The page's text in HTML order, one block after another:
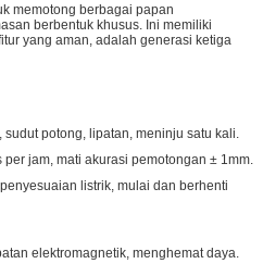
memotong berbagai papan
berbentuk khusus. Ini memiliki
yang aman, adalah generasi ketiga
potong, lipatan, meninju satu kali.
jam, mati akurasi pemotongan ± 1mm.
listrik, mulai dan berhenti
elektromagnetik, menghemat daya.